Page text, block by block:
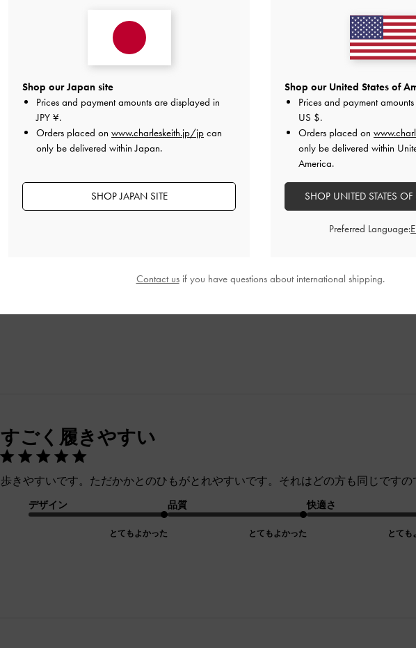
とてもよかった
日本語に翻訳する
これ素敵で大好き😘
品質 快適さ
すごく履きやすい
歩きやすいです。ただかかとのひもがとれやすいです。それはどの方も同じですの
デザイン
とてもよかった
品質
とてもよかった
快適さ
とても
Shop our Japan site
Prices and payment amounts are displayed in
JPY ¥.
Orders placed on www.charleskeith.jp/jp can
only be delivered within Japan.
SHOP JAPAN SITE
Shop our United States of
Prices and payment
US $.
Orders placed on
only be delivered within
America.
SHOP UNITED STATES
Preferred Language:
Contact usif you have questions about international shipping.